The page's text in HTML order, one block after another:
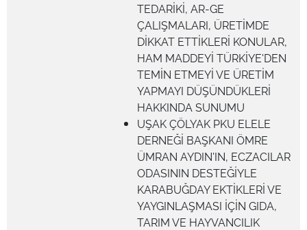
TEDARİKİ, AR-GE
ÇALIŞMALARI, ÜRETİMDE
DİKKAT ETTİKLERİ KONULAR,
HAM MADDEYİ TÜRKİYE'DEN
TEMİN ETMEYİ VE ÜRETİM
YAPMAYI DÜŞÜNDÜKLERİ
HAKKINDA SUNUMU
UŞAK ÇÖLYAK PKU ELELE
DERNEĞİ BAŞKANI ÖMRE
ÜMRAN AYDIN'IN, ECZACILAR
ODASININ DESTEĞİYLE
KARABUĞDAY EKTİKLERİ VE
YAYGINLAŞMASI İÇİN GIDA,
TARIM VE HAYVANCILIK